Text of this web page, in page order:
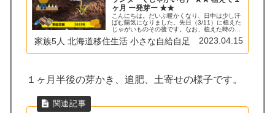
ヶ月 ー発芽ー ★★
こんにちは。だいぶ暖かくなり、日中は少し汗
ばむ陽気になりました。先日（3/11）に植えた
じゃがいものその後です。なお、植えた時の記
事は↓↓こちらになります。あれから１ヶ月くら
い経ったので今の状況とお手入れ内容を共有し
家族5人 北海道移住生活 小さな自給自足 2023.04.15
１ヶ月半後の芽かき、追肥、土寄せの様子です。